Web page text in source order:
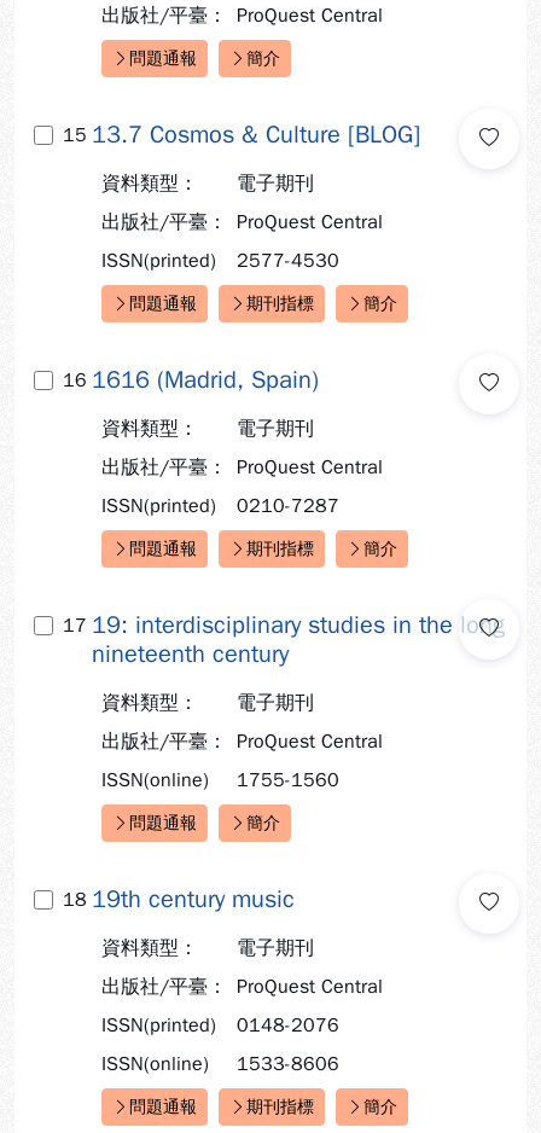
出版社/平臺：
ProQuest Central
快速連結：
問題通報 簡介
15 13.7 Cosmos & Culture [BLOG]
資料類型：
電子期刊
出版社/平臺：
ProQuest Central
ISSN(printed)
2577-4530
快速連結：
問題通報 期刊指標 簡介
16 1616 (Madrid, Spain)
資料類型：
電子期刊
出版社/平臺：
ProQuest Central
ISSN(printed)
0210-7287
快速連結：
問題通報 期刊指標 簡介
17 19: interdisciplinary studies in the long
nineteenth century
資料類型：
電子期刊
出版社/平臺：
ProQuest Central
ISSN(online)
1755-1560
快速連結：
問題通報 簡介
18 19th century music
資料類型：
電子期刊
出版社/平臺：
ProQuest Central
ISSN(printed)
0148-2076
ISSN(online)
1533-8606
快速連結：
問題通報 期刊指標 簡介